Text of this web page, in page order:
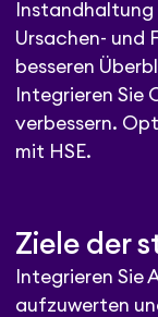
Ursachen- und
besseren
Integrieren Sie
verbessern.
mit HSE.
Ziele der
Integrieren Sie
aufzuwerten